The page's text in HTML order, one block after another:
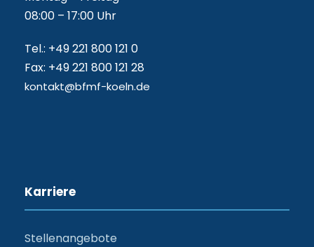
08:00 – 17:00 Uhr
Tel.: +49 221 800 121 0
Fax: +49 221 800 121 28
kontakt@bfmf-koeln.de
Karriere
Stellenangebote